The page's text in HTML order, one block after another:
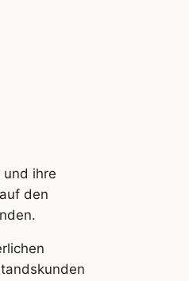
ihre
den